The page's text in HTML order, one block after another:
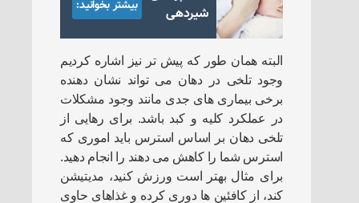
شیردهی
بیشتر بخوانید:
البته همان طور که پیش تر نیز اشاره کردیم
وجود تلخی در دهان می تواند نشان دهنده
برخی بیماری های جدی مانند وجود مشکلات
در عملکرد کلیه و کبد باشد. برای رهایی از
تلخی دهان بر اساس استرس باید اموری که
استرس شما را کاهش می دهند را انجام دهید.
برای مثال بهتر است ورزش کنید، مدیتیشن
کند، از کافئین ها دوری کرده و غذاهای حاوی